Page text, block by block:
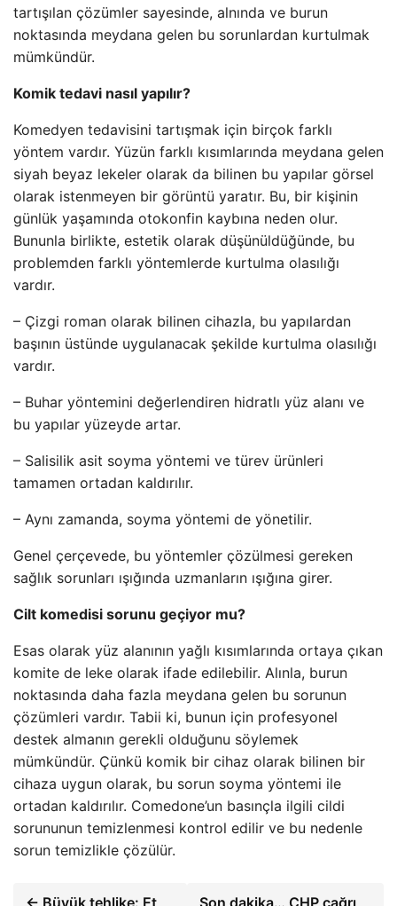
tartışılan çözümler sayesinde, alnında ve burun
noktasında meydana gelen bu sorunlardan kurtulmak
mümkündür.
Komik tedavi nasıl yapılır?
Komedyen tedavisini tartışmak için birçok farklı
yöntem vardır. Yüzün farklı kısımlarında meydana gelen
siyah beyaz lekeler olarak da bilinen bu yapılar görsel
olarak istenmeyen bir görüntü yaratır. Bu, bir kişinin
günlük yaşamında otokonfin kaybına neden olur.
Bununla birlikte, estetik olarak düşünüldüğünde, bu
problemden farklı yöntemlerde kurtulma olasılığı
vardır.
– Çizgi roman olarak bilinen cihazla, bu yapılardan
başının üstünde uygulanacak şekilde kurtulma olasılığı
vardır.
– Buhar yöntemini değerlendiren hidratlı yüz alanı ve
bu yapılar yüzeyde artar.
– Salisilik asit soyma yöntemi ve türev ürünleri
tamamen ortadan kaldırılır.
– Aynı zamanda, soyma yöntemi de yönetilir.
Genel çerçevede, bu yöntemler çözülmesi gereken
sağlık sorunları ışığında uzmanların ışığına girer.
Cilt komedisi sorunu geçiyor mu?
Esas olarak yüz alanının yağlı kısımlarında ortaya çıkan
komite de leke olarak ifade edilebilir. Alınla, burun
noktasında daha fazla meydana gelen bu sorunun
çözümleri vardır. Tabii ki, bunun için profesyonel
destek almanın gerekli olduğunu söylemek
mümkündür. Çünkü komik bir cihaz olarak bilinen bir
cihaza uygun olarak, bu sorun soyma yöntemi ile
ortadan kaldırılır. Comedone’un basınçla ilgili cildi
sorununun temizlenmesi kontrol edilir ve bu nedenle
sorun temizlikle çözülür.
← Büyük tehlike: Et
Son dakika… CHP çağrı